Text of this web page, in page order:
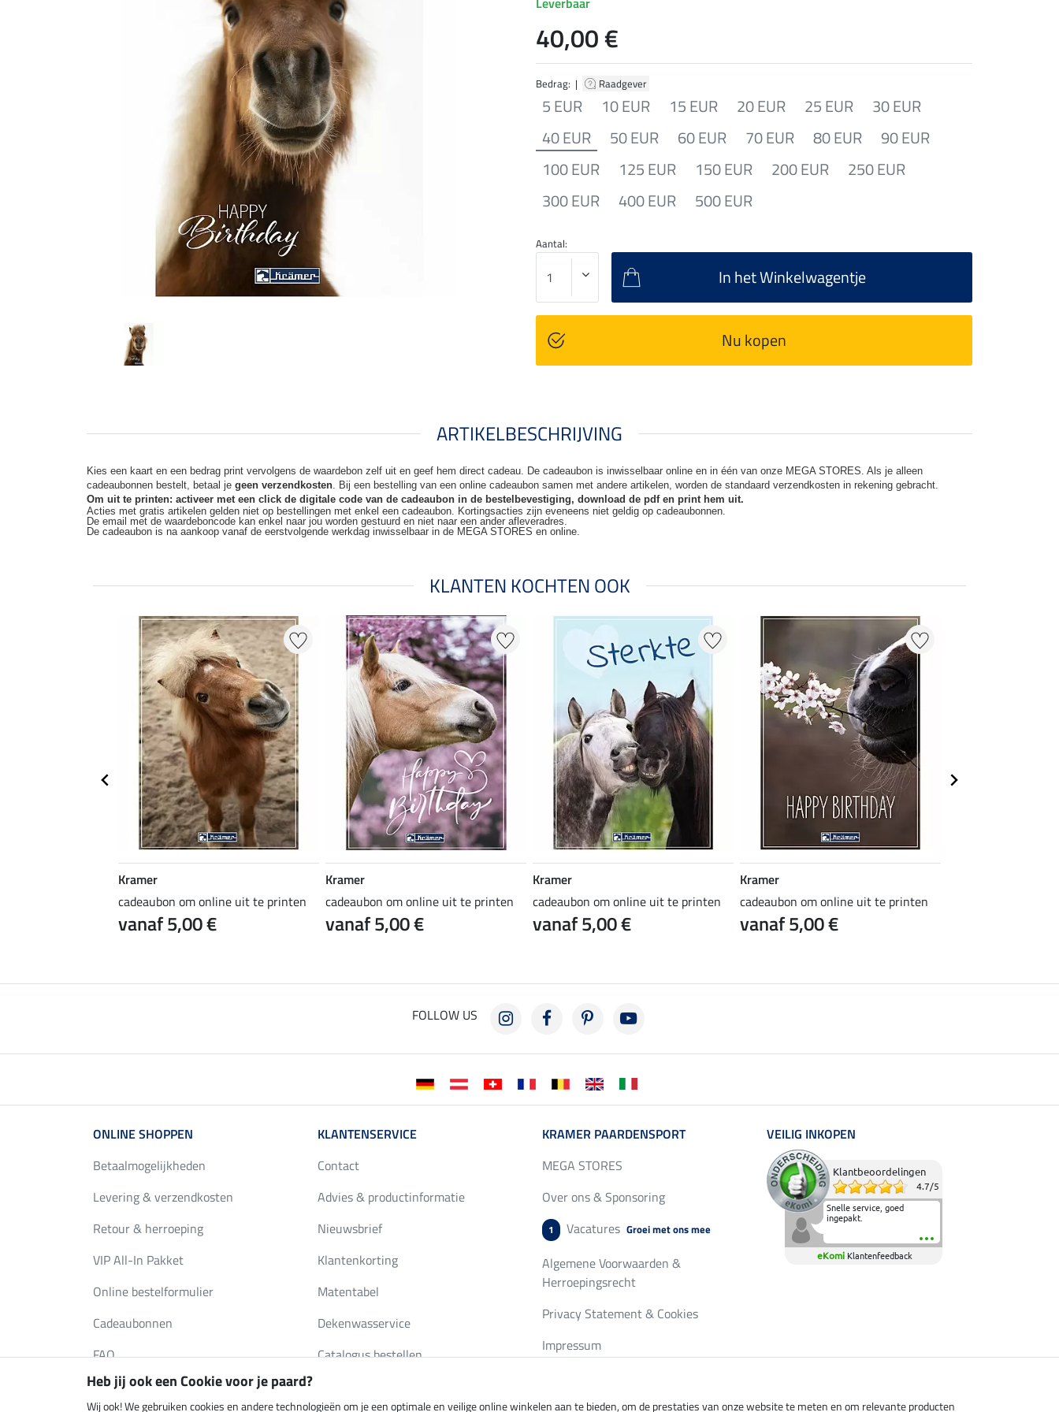
Bedrag: | Raadgever
5 EUR 10 EUR 15 EUR 20 EUR 25 EUR
30 EUR
40 EUR
50 EUR 60 EUR 70 EUR 80 EUR
90 EUR
100 EUR
125 EUR 150 EUR 200 EUR
250 EUR
300 EUR
400 EUR 500 EUR
40,00 €
Aantal:
In het Winkelwagentje
Nu kopen
ARTIKELBESCHRIJVING
Kies een kaart en een bedrag print vervolgens de waardebon zelf uit en geef hem direct cadeau. De cadeaubon is inwisselbaar online en in één van onze MEGA STORES. Als je alleen
cadeaubonnen bestelt, betaal je geen verzendkosten. Bij een bestelling van een online cadeaubon samen met andere artikelen, worden de standaard verzendkosten in rekening gebracht.
Om uit te printen: activeer met een click de digitale code van de cadeaubon in de bestelbevestiging, download de pdf en print hem uit.
Acties met gratis artikelen gelden niet op bestellingen met enkel een cadeaubon. Kortingsacties zijn eveneens niet geldig op cadeaubonnen.
De email met de waardeboncode kan enkel naar jou worden gestuurd en niet naar een ander afleveradres.
De cadeaubon is na aankoop vanaf de eerstvolgende werkdag inwisselbaar in de MEGA STORES en online.
KLANTEN KOCHTEN OOK
Kramer
cadeaubon om online uit te printen
vanaf 5,00 €
Kramer
cadeaubon om online uit te printen
vanaf 5,00 €
Kramer
cadeaubon om online uit te printen
vanaf 5,00 €
Kramer
cadeaubon om online uit te printen
vanaf 5,00 €
FOLLOW US
ONLINE SHOPPEN
Betaalmogelijkheden
Levering & verzendkosten
Retour & herroeping
VIP All-In Pakket
Online bestelformulier
Cadeaubonnen
FAQ
KLANTENSERVICE
Contact
Advies & productinformatie
Nieuwsbrief
Klantenkorting
Matentabel
Dekenwasservice
Catalogus bestellen
KRAMER PAARDENSPORT
MEGA STORES
Over ons & Sponsoring
1 Vacatures Groei met ons mee
Algemene Voorwaarden &
Herroepingsrecht
Privacy Statement & Cookies
Impressum
VEILIG INKOPEN
Klantbeoordelingen
4.7/5
Snelle service, goed
ingepakt.
eKomi Klantenfeedback
Heb jij ook een Cookie voor je paard?
Wij ook! We gebruiken cookies en andere technologieën om je een optimale en veilige online winkelen aan te bieden, om de prestaties van onze website te meten en om relevante producten